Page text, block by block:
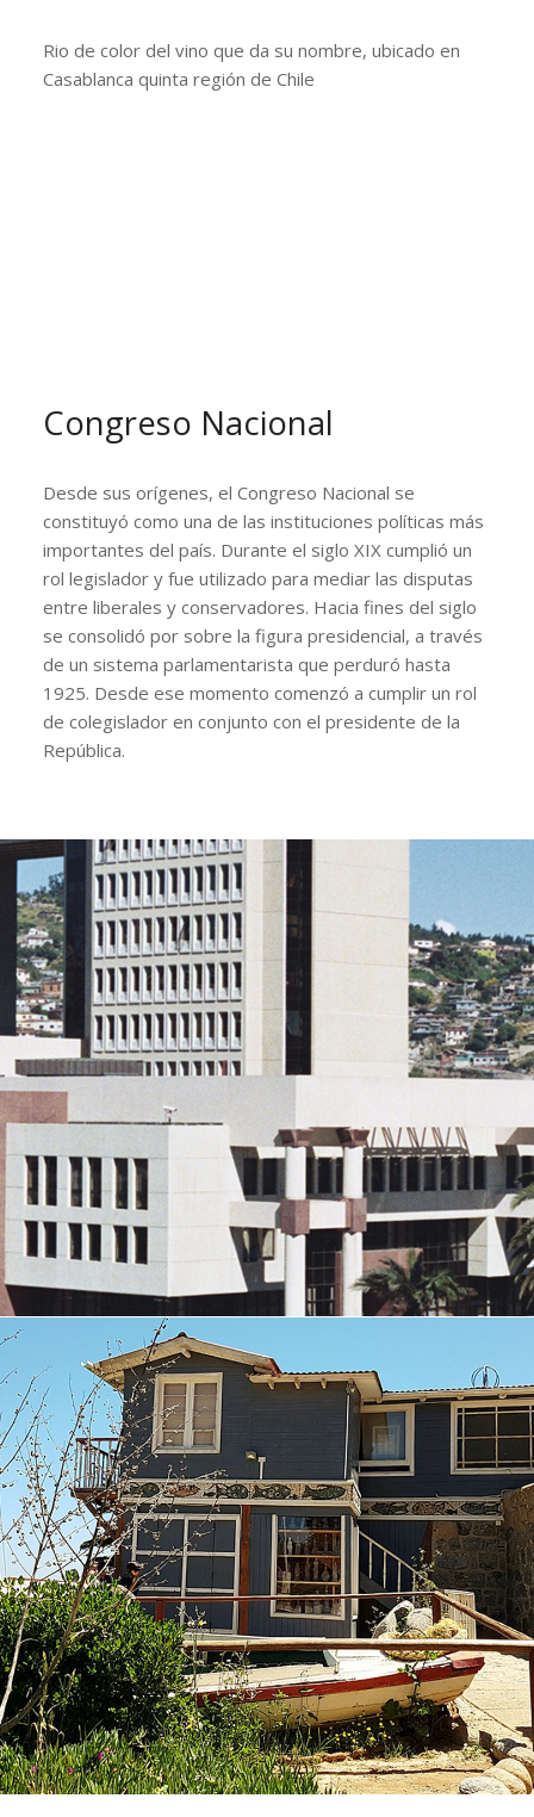
Rio de color del vino que da su nombre, ubicado en
Casablanca quinta región de Chile
Congreso Nacional
Desde sus orígenes, el Congreso Nacional se
constituyó como una de las instituciones políticas más
importantes del país. Durante el siglo XIX cumplió un
rol legislador y fue utilizado para mediar las disputas
entre liberales y conservadores. Hacia fines del siglo
se consolidó por sobre la figura presidencial, a través
de un sistema parlamentarista que perduró hasta
1925. Desde ese momento comenzó a cumplir un rol
de colegislador en conjunto con el presidente de la
República.